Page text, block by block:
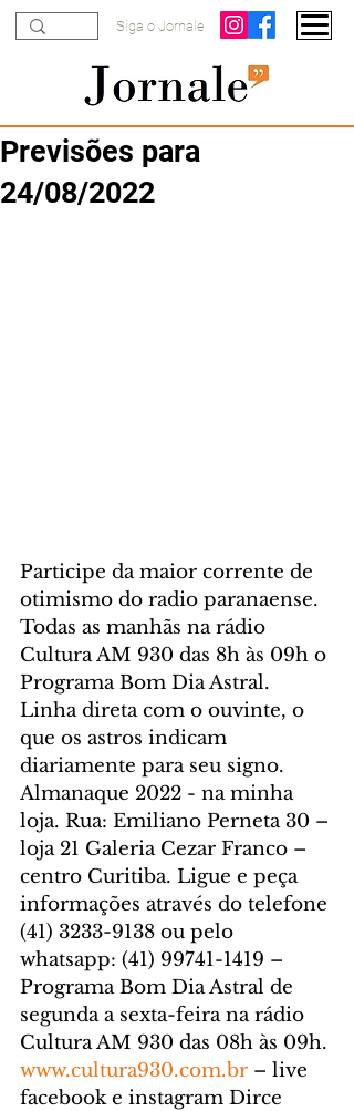
Siga o Jornale
Previsões para
24/08/2022
Participe da maior corrente de
otimismo do radio paranaense.
Todas as manhãs na rádio
Cultura AM 930 das 8h às 09h o
Programa Bom Dia Astral.
Linha direta com o ouvinte, o
que os astros indicam
diariamente para seu signo.
Almanaque 2022 - na minha
loja. Rua: Emiliano Perneta 30 –
loja 21 Galeria Cezar Franco –
centro Curitiba. Ligue e peça
informações através do telefone
(41) 3233-9138 ou pelo
whatsapp: (41) 99741-1419 –
Programa Bom Dia Astral de
segunda a sexta-feira na rádio
Cultura AM 930 das 08h às 09h.
www.cultura930.com.br – live
facebook e instagram Dirce